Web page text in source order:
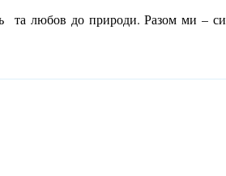
та любов до природи. Разом ми –